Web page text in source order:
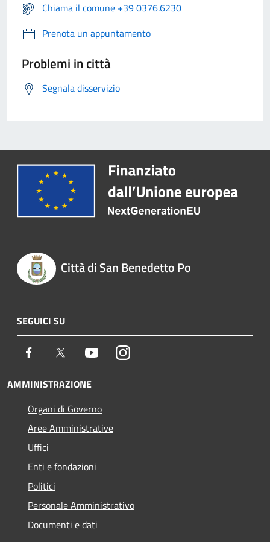
Chiama il comune +39 0376.6230
Prenota un appuntamento
Problemi in città
Segnala disservizio
Città di San Benedetto Po
SEGUICI SU
Facebook Twitter YoutubeInstagram
AMMINISTRAZIONE
Organi di Governo
Aree Amministrative
Uffici
Enti e fondazioni
Politici
Personale Amministrativo
Documenti e dati